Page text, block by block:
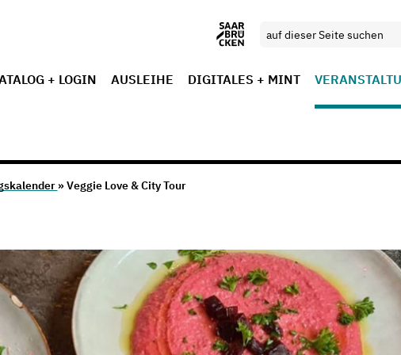
+ LOGIN AUSLEIHE DIGITALES + MINT
» Veggie Love & City Tour